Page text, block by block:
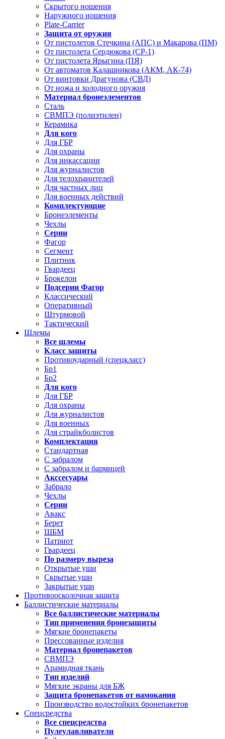
Скрытого ношения
Наружного ношения
Plate-Carrier
Защита от оружия
От пистолетов Стечкина (АПС) и Макарова (ПМ)
От пистолета Сердюкова (СР-1)
От пистолета Ярыгина (ПЯ)
От автоматов Калашникова (АКМ, АК-74)
От винтовки Драгунова (СВД)
От ножа и холодного оружия
Материал бронеэлементов
Сталь
СВМПЭ (полиэтилен)
Керамика
Для кого
Для ГБР
Для охраны
Для инкассации
Для журналистов
Для телохранителей
Для частных лиц
Для военных действий
Комплектующие
Бронеэлементы
Чехлы
Серии
Фагор
Сегмент
Плитник
Гвардеец
Брокелон
Подсерии Фагор
Классический
Оперативный
Штурмовой
Тактический
Шлемы
Все шлемы
Класс защиты
Противоударный (спецкласс)
Бр1
Бр2
Для кого
Для ГБР
Для охраны
Для журналистов
Для военных
Для страйкболистов
Комплектация
Стандартная
С забралом
С забралом и бармицей
Акссесуары
Забрало
Чехлы
Серии
Авакс
Берет
ШБМ
Патриот
Гвардеец
По размеру выреза
Открытые уши
Скрытые уши
Закрытые уши
Противоосколочная защита
Баллистические материалы
Все баллистические материалы
Тип применения бронезащиты
Мягкие бронепакеты
Прессованные изделия
Материал бронепакетов
СВМПЭ
Арамидная ткань
Тип изделий
Мягкие экраны для БЖ
Защита бронепакетов от намокания
Производство водостойких бронепакетов
Спецсредства
Все спецсредства
Пулеулавливатели